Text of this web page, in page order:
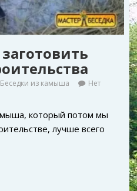
Беседки из камыша
Нет
который потом мы
лучше всего